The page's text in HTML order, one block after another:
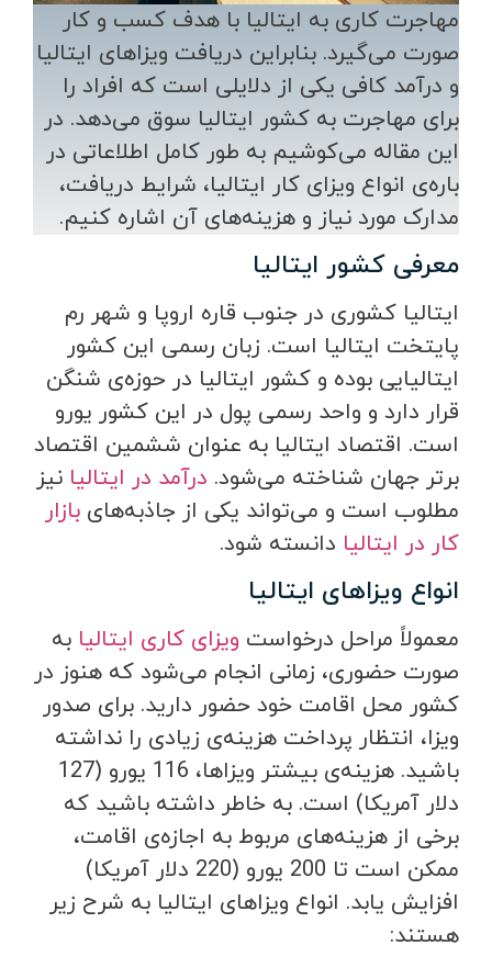
مهاجرت کاری به ایتالیا با هدف کسب و کار
صورت می‌گیرد. بنابراین دریافت ویزاهای ایتالیا
و درآمد کافی یکی از دلایلی است که افراد را
برای مهاجرت به کشور ایتالیا سوق می‌دهد. در
این مقاله می‌کوشیم به طور کامل اطلاعاتی در
باره‌ی انواع ویزای کار ایتالیا، شرایط دریافت،
مدارک مورد نیاز و هزینه‌های آن اشاره کنیم.
معرفی کشور ایتالیا
ایتالیا کشوری در جنوب قاره اروپا و شهر رم
پایتخت ایتالیا است. زبان رسمی این کشور
ایتالیایی بوده و کشور ایتالیا در حوزه‌ی شنگن
قرار دارد و واحد رسمی پول در این کشور یورو
است. اقتصاد ایتالیا به عنوان ششمین اقتصاد
برتر جهان شناخته می‌شود. درآمد در ایتالیا نیز
مطلوب است و می‌تواند یکی از جاذبه‌های بازار
کار در ایتالیا دانسته شود.
انواع ویزاهای ایتالیا
معمولاً مراحل درخواست ویزای کاری ایتالیا به
صورت حضوری، زمانی انجام می‌شود که هنوز در
کشور محل اقامت خود حضور دارید. برای صدور
ویزا، انتظار پرداخت هزینه‌ی زیادی را نداشته
باشید. هزینه‌ی بیشتر ویزاها، 116 یورو (127
دلار آمریکا) است. به خاطر داشته باشید که
برخی از هزینه‌های مربوط به اجازه‌ی اقامت،
ممکن است تا 200 یورو (220 دلار آمریکا)
افزایش یابد. انواع ویزاهای ایتالیا به شرح زیر
هستند: